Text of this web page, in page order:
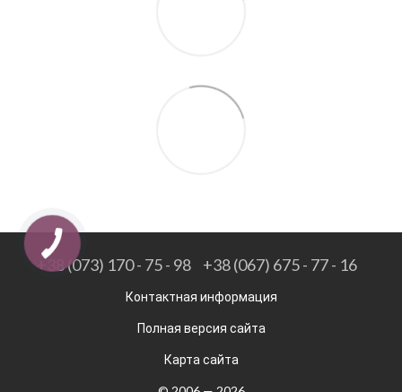
+38 (073) 170 - 75 - 98 +38 (067) 675 - 77 - 16
Контактная информация
Полная версия сайта
Карта сайта